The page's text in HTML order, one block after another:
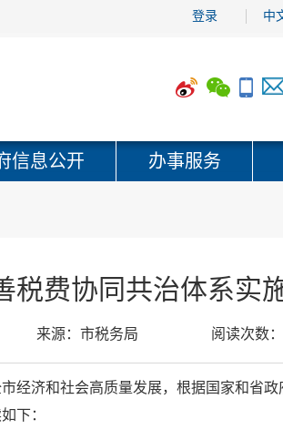
登录 中
信息公开 办事服务
税费协同共治体系实
来源： 市税务局 阅读次数：
经济和社会高质量发展，根据国家和省
下：